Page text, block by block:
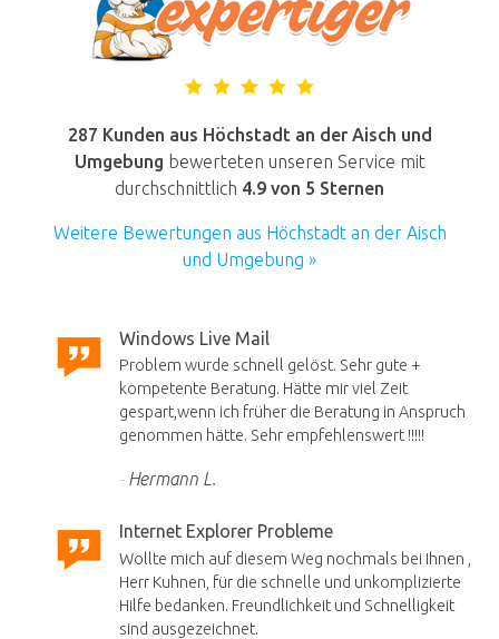
287 Kunden aus Höchstadt an der Aisch und
Umgebung bewerteten unseren Service mit
durchschnittlich 4.9 von 5 Sternen
Weitere Bewertungen aus Höchstadt an der Aisch
und Umgebung »
Windows Live Mail
Problem wurde schnell gelöst. Sehr gute +
kompetente Beratung. Hätte mir viel Zeit
gespart,wenn ich früher die Beratung in Anspruch
genommen hätte. Sehr empfehlenswert !!!!!
Hermann L.
Internet Explorer Probleme
Wollte mich auf diesem Weg nochmals bei Ihnen ,
Herr Kuhnen, für die schnelle und unkomplizierte
Hilfe bedanken. Freundlichkeit und Schnelligkeit
sind ausgezeichnet.